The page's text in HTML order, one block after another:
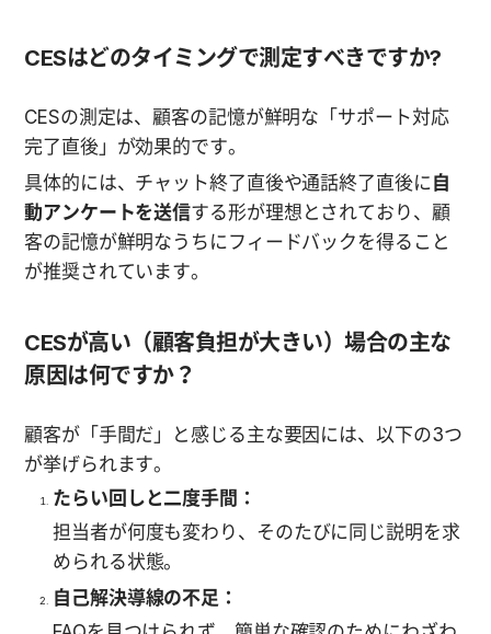
CESはどのタイミングで測定すべきですか?
CESの測定は、顧客の記憶が鮮明な「サポート対応
完了直後」が効果的です。
具体的には、チャット終了直後や通話終了直後に自
動アンケートを送信する形が理想とされており、顧
客の記憶が鮮明なうちにフィードバックを得ること
が推奨されています。
CESが高い（顧客負担が大きい）場合の主な
原因は何ですか？
顧客が「手間だ」と感じる主な要因には、以下の3つ
が挙げられます。
たらい回しと二度手間：
担当者が何度も変わり、そのたびに同じ説明を求
められる状態。
自己解決導線の不足：